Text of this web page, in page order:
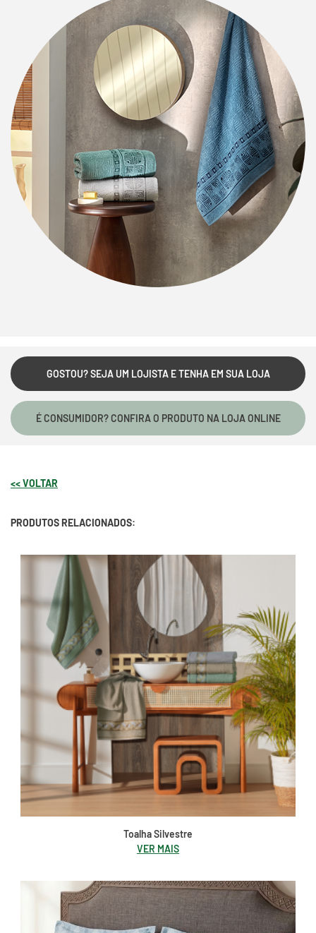
GOSTOU? SEJA UM LOJISTA E TENHA EM SUA LOJA
É CONSUMIDOR? CONFIRA O PRODUTO NA LOJA ONLINE
<< VOLTAR
PRODUTOS RELACIONADOS:
Toalha Silvestre
VER MAIS